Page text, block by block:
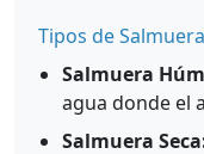
Tipos de
Salmuera
agua donde el
Salmuera